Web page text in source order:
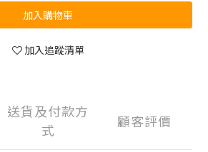
加入購物車
加入追蹤清單
送貨及付款方
式
顧客評價